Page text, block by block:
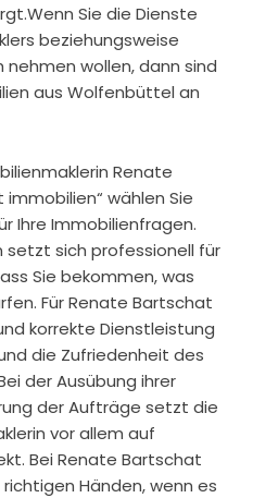
Sie die Dienste
beziehungsweise
nehmen wollen, dann sind
aus Wolfenbüttel an
Renate
wählen Sie
Ihre Immobilienfragen.
setzt sich professionell für
Sie bekommen, was
Für Renate Bartschat
korrekte Dienstleistung
die Zufriedenheit des
der Ausübung ihrer
der Aufträge setzt die
vor allem auf
Bei Renate Bartschat
Händen, wenn es